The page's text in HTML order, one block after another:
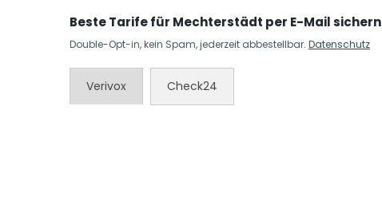
Beste Tarife für Mechterstädt per E-Mail sichern
Double-Opt-in, kein Spam, jederzeit abbestellbar. Datenschutz
Verivox Check24